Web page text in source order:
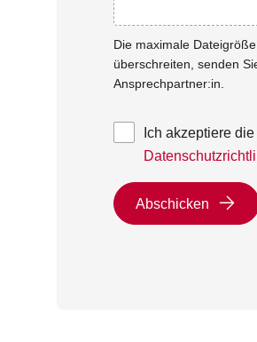
Die maximale
überschreiten, senden
Ansprechpartner:in.
Ich akzeptiere
Abschicken